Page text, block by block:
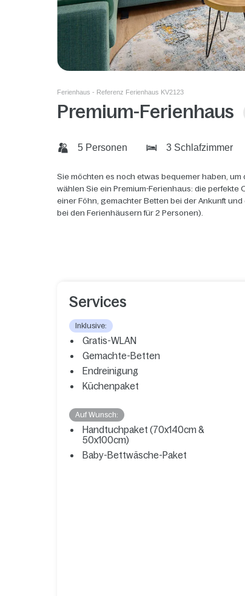
Ferienhaus - Referenz Ferienhaus KV2123
Premium-Ferienhaus
5 Personen 3 Schlafzimmer
Sie möchten es noch etwas bequemer haben,
wählen Sie ein Premium-Ferienhaus: die
einer Föhn, gemachter Betten bei der Ankunft
bei den Ferienhäusern für 2 Personen).
Services
Inklusive:
Gratis-WLAN
Gemachte-Betten
Endreinigung
Küchenpaket
Auf Wunsch:
Handtuchpaket (70x140cm &
50x100cm)
Baby-Bettwäsche-Paket